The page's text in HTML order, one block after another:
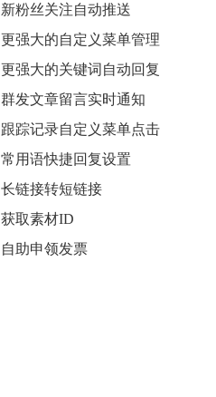
新粉丝关注自动推送
更强大的自定义菜单管理
更强大的关键词自动回复
群发文章留言实时通知
跟踪记录自定义菜单点击
常用语快捷回复设置
长链接转短链接
获取素材ID
自助申领发票